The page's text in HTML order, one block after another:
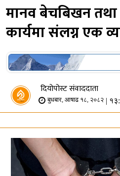
मानव बेचबिखन
कार्यमा संलग्न एक
दियोपोस्ट संवाददाता
बुधबार, आषाढ १८, २०८२ |